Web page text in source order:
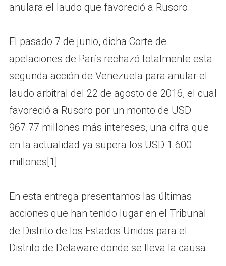
anulara el laudo que favoreció a Rusoro.
El pasado 7 de junio, dicha Corte de
apelaciones de París rechazó totalmente esta
segunda acción de Venezuela para anular el
laudo arbitral del 22 de agosto de 2016, el cual
favoreció a Rusoro por un monto de USD
967.77 millones más intereses, una cifra que
en la actualidad ya supera los USD 1.600
millones[1].
En esta entrega presentamos las últimas
acciones que han tenido lugar en el Tribunal
de Distrito de los Estados Unidos para el
Distrito de Delaware donde se lleva la causa.